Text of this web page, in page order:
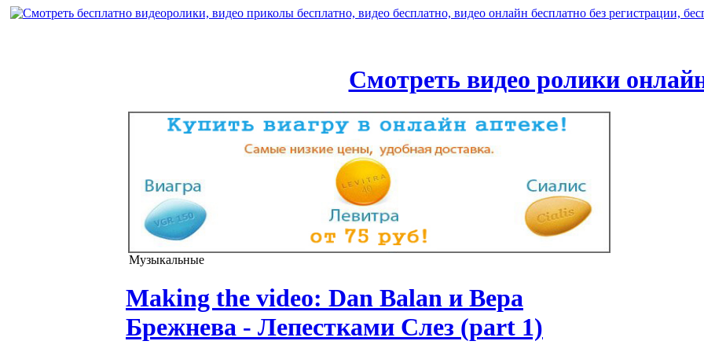
Смотреть видео ролики
Музыкальные
Making the video: Dan Balan и Вера
Брежнева - Лепестками Слез (part 1)